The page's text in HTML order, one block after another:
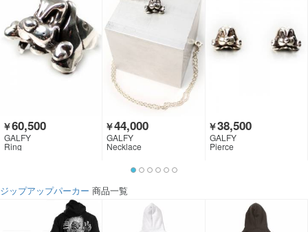
￥60,500
GALFY
Ring
￥44,000
GALFY
Necklace
￥38,500
GALFY
Pierce
ジップアップパーカー 商品一覧